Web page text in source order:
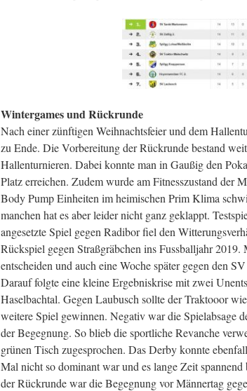
Wintergames und Rückrunde
Nach einer zünftigen Weihnachtsfeier und dem
zu Ende. Die Vorbereitung der Rückrunde bestand
Hallenturnieren. Dabei konnte man in Gaußig den
Platz erreichen. Zudem wurde am Fitnesszustand der
Body Pump Einheiten im heimischen Prim Klima
manchen hat es aber leider nicht ganz geklappt.
angesetzte Spiel gegen Radibor fiel den
Rückspiel gegen Straßgräbchen ins Fussballjahr
entscheiden und auch eine Woche später gegen den
Darauf folgte eine kleine Ergebniskrise mit zwei
Haselbachtal. Gegen Laubusch sollte der Traktooor
weitere Spiel gewinnen. Negativ war die Spielabsage
der Begegnung. So blieb die sportliche Revanche
grünen Tisch zugesprochen. Das Derby konnte
Mal nicht so dominant war und es lange Zeit
der Rückrunde war die Begegnung vor Männertag